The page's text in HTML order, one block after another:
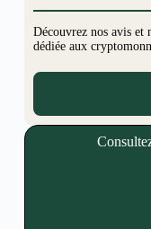
Découvrez nos avis et
dédiée aux